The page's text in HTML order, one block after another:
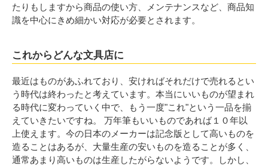
たりもしますから商品の使い方、メンテナンスなど、商品知
識を中心にきめ細かい対応が必要とされます。
これからどんな文具店に
最近はものがあふれており、安ければそれだけで売れるとい
う時代は終わったと考えています。本当にいいものが望まれ
る時代に変わっていく中で、もう一度"これ"という一品を揃
えていきたいですね。 万年筆もいいものであれば１０年以
上使えます。今の日本のメーカーは記念版として高いものを
造ることはあるが、大量生産の安いものを造ることが多く、
通常あまり高いものは生産したがらないようです。しかし、